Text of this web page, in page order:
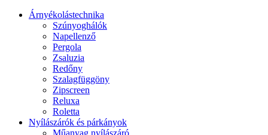
Árnyékolástechnika
Szúnyoghálók
Napellenző
Pergola
Zsaluzia
Redőny
Szalagfüggöny
Zipscreen
Reluxa
Roletta
Nyílászárók és párkányok
Műanyag nyílászáró